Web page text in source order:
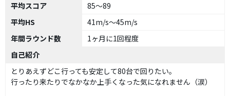
平均スコア
85～89
平均HS
41m/s～45m/s
年間ラウンド数
1ヶ月に1回程度
自己紹介
とりあえずどこ行っても安定して80台で回りたい。
行ったり来たりでなかなか上手くなった気になれません（涙）